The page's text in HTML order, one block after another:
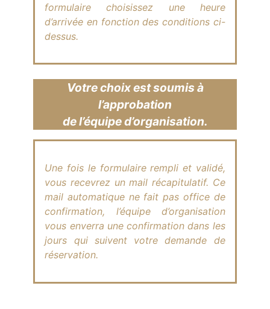
formulaire choisissez une heure
d’arrivée en fonction des conditions ci-
dessus.
Votre choix est soumis à
l’approbation
de l’équipe d’organisation.
Une fois le formulaire rempli et validé,
vous recevrez un mail récapitulatif. Ce
mail automatique ne fait pas office de
confirmation, l’équipe d’organisation
vous enverra une confirmation dans les
jours qui suivent votre demande de
réservation.